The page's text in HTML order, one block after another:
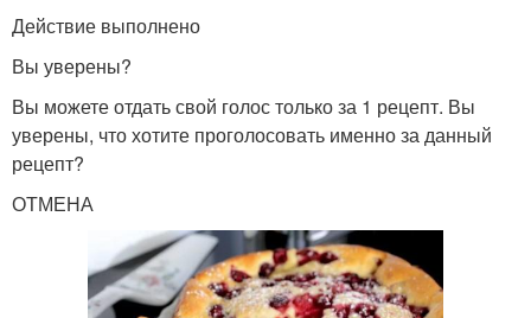
Действие выполнено
Вы уверены?
Вы можете отдать свой голос только за 1 рецепт. Вы
уверены, что хотите проголосовать именно за данный
рецепт?
ОТМЕНА